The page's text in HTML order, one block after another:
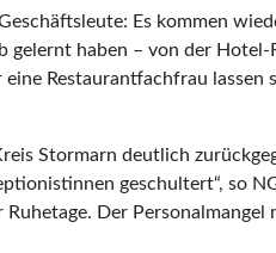
Es kommen
haben – von der
Restaurantfachfrau
Stormarn deutlich
geschultert“, so
Der